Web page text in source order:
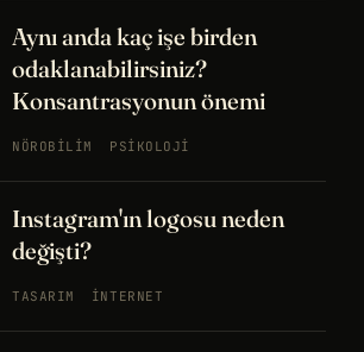
Aynı anda kaç işe birden
odaklanabilirsiniz?
Konsantrasyonun önemi
NÖROBILIM PSIKOLOJI
Instagram'ın logosu neden
değişti?
TASARIM İNTERNET